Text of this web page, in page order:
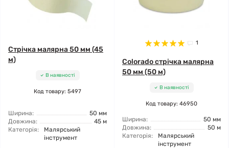
Стрічка малярна 50 мм (45
м)
В наявності
Код товару: 5497
Ширина:
50 мм
Довжина:
45 м
Категорія:
Малярський
інструмент
1
Colorado стрічка малярна
50 мм (50 м)
В наявності
Код товару: 46950
Ширина:
50 мм
Довжина:
50 м
Категорія:
Малярський
інструмент